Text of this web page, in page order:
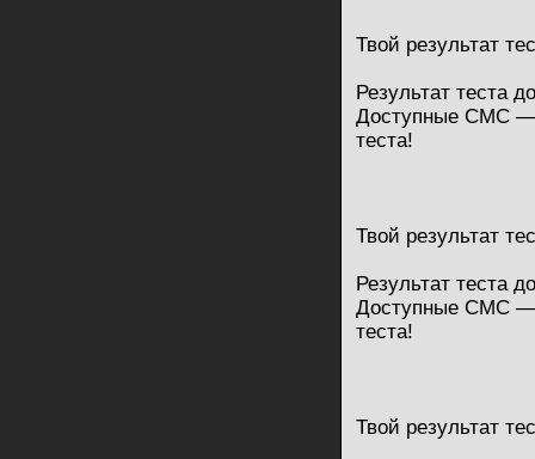
Твой результат
Результат теста
Доступные СМС —
теста!
Твой результат
Результат теста
Доступные СМС —
теста!
Твой результат